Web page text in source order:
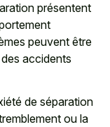
présentent
peuvent être
accidents
de séparation
ou la